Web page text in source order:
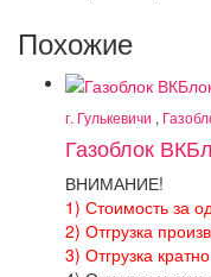
Похожие
г. Гулькевичи ,
Газоблок
ВНИМАНИЕ!
1) Стоимость за
2) Отгрузка
3) Отгрузка